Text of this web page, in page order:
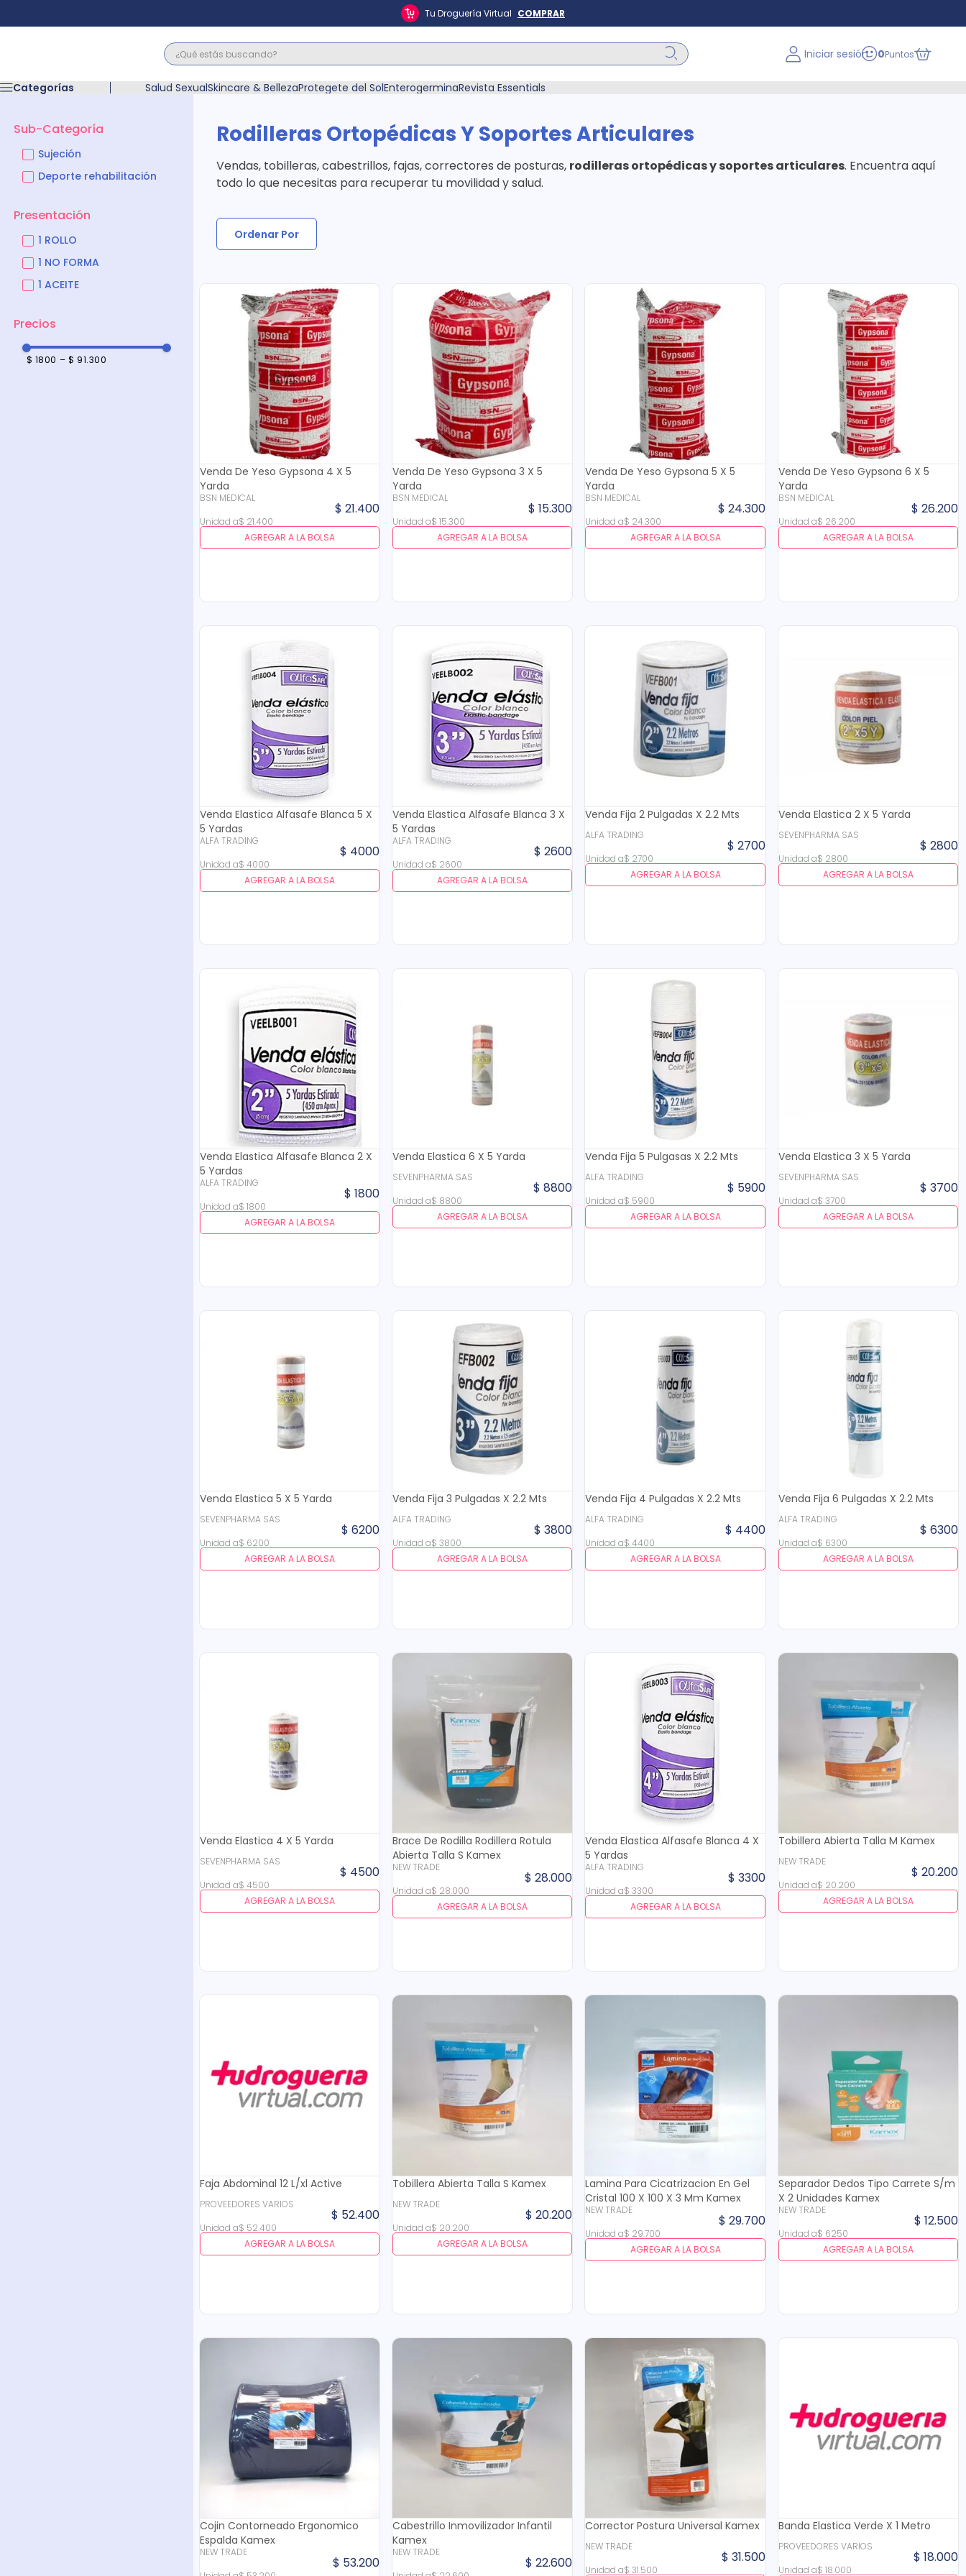
Tu Droguería Virtual COMPRAR
¿Qué estás buscando? Iniciar sesión 0Puntos
Categorías Salud SexualSkincare & BellezaProtegete del SolEnterogerminaRevista Essentials
Sub-Categoría
Sujeción
Deporte rehabilitación
Presentación
1 ROLLO
1 NO FORMA
1 ACEITE
$ 1800 – $ 91.300
Rodilleras Ortopédicas Y Soportes Articulares
Vendas, tobilleras, cabestrillos, fajas, correctores de posturas, rodilleras ortopédicas y soportes articulares. Encuentra aquí
todo lo que necesitas para recuperar tu movilidad y salud.
Ordenar Por
Venda De Yeso Gypsona 4 X 5
Yarda
BSN MEDICAL
$ 21.400
Unidad a$ 21.400
AGREGAR A LA BOLSA
Venda De Yeso Gypsona 3 X 5
Yarda
BSN MEDICAL
$ 15.300
Unidad a$ 15.300
AGREGAR A LA BOLSA
Venda De Yeso Gypsona 5 X 5
Yarda
BSN MEDICAL
$ 24.300
Unidad a$ 24.300
AGREGAR A LA BOLSA
Venda De Yeso Gypsona 6 X 5
Yarda
BSN MEDICAL
$ 26.200
Unidad a$ 26.200
AGREGAR A LA BOLSA
Venda Elastica Alfasafe Blanca 5 X
5 Yardas
ALFA TRADING
$ 4000
Unidad a$ 4000
AGREGAR A LA BOLSA
Venda Elastica Alfasafe Blanca 3 X
5 Yardas
ALFA TRADING
$ 2600
Unidad a$ 2600
AGREGAR A LA BOLSA
Venda Fija 2 Pulgadas X 2.2 Mts
ALFA TRADING
$ 2700
Unidad a$ 2700
AGREGAR A LA BOLSA
Venda Elastica 2 X 5 Yarda
SEVENPHARMA SAS
$ 2800
Unidad a$ 2800
AGREGAR A LA BOLSA
Venda Elastica Alfasafe Blanca 2 X
5 Yardas
ALFA TRADING
$ 1800
Unidad a$ 1800
AGREGAR A LA BOLSA
Venda Elastica 6 X 5 Yarda
SEVENPHARMA SAS
$ 8800
Unidad a$ 8800
AGREGAR A LA BOLSA
Venda Fija 5 Pulgasas X 2.2 Mts
ALFA TRADING
$ 5900
Unidad a$ 5900
AGREGAR A LA BOLSA
Venda Elastica 3 X 5 Yarda
SEVENPHARMA SAS
$ 3700
Unidad a$ 3700
AGREGAR A LA BOLSA
Venda Elastica 5 X 5 Yarda
SEVENPHARMA SAS
$ 6200
Unidad a$ 6200
AGREGAR A LA BOLSA
Venda Fija 3 Pulgadas X 2.2 Mts
ALFA TRADING
$ 3800
Unidad a$ 3800
AGREGAR A LA BOLSA
Venda Fija 4 Pulgadas X 2.2 Mts
ALFA TRADING
$ 4400
Unidad a$ 4400
AGREGAR A LA BOLSA
Venda Fija 6 Pulgadas X 2.2 Mts
ALFA TRADING
$ 6300
Unidad a$ 6300
AGREGAR A LA BOLSA
Venda Elastica 4 X 5 Yarda
SEVENPHARMA SAS
$ 4500
Unidad a$ 4500
AGREGAR A LA BOLSA
Brace De Rodilla Rodillera Rotula
Abierta Talla S Kamex
NEW TRADE
$ 28.000
Unidad a$ 28.000
AGREGAR A LA BOLSA
Venda Elastica Alfasafe Blanca 4 X
5 Yardas
ALFA TRADING
$ 3300
Unidad a$ 3300
AGREGAR A LA BOLSA
Tobillera Abierta Talla M Kamex
NEW TRADE
$ 20.200
Unidad a$ 20.200
AGREGAR A LA BOLSA
Faja Abdominal 12 L/xl Active
PROVEEDORES VARIOS
$ 52.400
Unidad a$ 52.400
AGREGAR A LA BOLSA
Tobillera Abierta Talla S Kamex
NEW TRADE
$ 20.200
Unidad a$ 20.200
AGREGAR A LA BOLSA
Lamina Para Cicatrizacion En Gel
Cristal 100 X 100 X 3 Mm Kamex
NEW TRADE
$ 29.700
Unidad a$ 29.700
AGREGAR A LA BOLSA
Separador Dedos Tipo Carrete S/m
X 2 Unidades Kamex
NEW TRADE
$ 12.500
Unidad a$ 6250
AGREGAR A LA BOLSA
Cojin Contorneado Ergonomico
Espalda Kamex
NEW TRADE
$ 53.200
Cabestrillo Inmovilizador Infantil
Kamex
NEW TRADE
$ 22.600
Corrector Postura Universal Kamex
NEW TRADE
$ 31.500
Unidad a$ 31.500
Banda Elastica Verde X 1 Metro
PROVEEDORES VARIOS
$ 18.000
Unidad a$ 18.000
Términos Más Buscados
3.
marimer
5.
forz
6
acetaminofén
8.
wegovy
9.
cyclofem